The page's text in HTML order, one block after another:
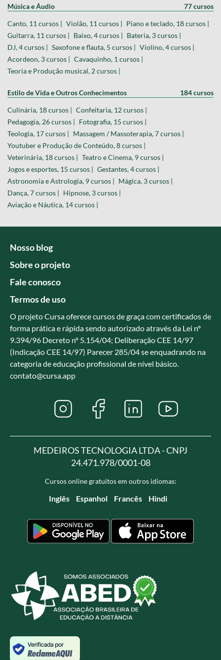
Música e Áudio 77 cursos
Canto, 11 cursos | Violão, 11 cursos |
Piano e teclado, 18 cursos |
Guitarra, 11 cursos |
Baixo, 4 cursos |
Bateria, 3 cursos |
DJ, 4 cursos |
Saxofone e flauta, 5 cursos |
Violino, 4 cursos |
Acordeon, 3 cursos |
Cavaquinho, 1 cursos |
Teoria e Produção musical, 2 cursos |
Estilo de Vida e Outros Conhecimentos 184 cursos
Culinária, 18 cursos |
Confeitaria, 12 cursos |
Pedagogia, 26 cursos |
Fotografia, 15 cursos |
Teologia, 17 cursos |
Massagem / Massoterapia, 7 cursos |
Youtuber e Produção de Conteúdo, 8 cursos |
Veterinária, 18 cursos |
Teatro e Cinema, 9 cursos |
Jogos e esportes, 15 cursos |
Gestantes, 4 cursos |
Astronomia e Astrologia, 9 cursos |
Mágica, 3 cursos |
Dança, 7 cursos |
Hipnose, 3 cursos |
Aviação e Náutica, 14 cursos |
Nosso blog
Sobre o projeto
Fale conosco
Termos de uso
O projeto Cursa oferece cursos de graça com certificados de
forma prática e rápida sendo autorizado através da Lei nº
9.394/96 Decreto nº 5.154/04; Deliberação CEE 14/97
(Indicação CEE 14/97) Parecer 285/04 se enquadrando na
categoria de educação profissional de nível básico.
contato@cursa.app
MEDEIROS TECNOLOGIA LTDA - CNPJ
24.471.978/0001-08
Cursos online gratuitos em outros idiomas:
Inglês Espanhol Francês Hindi